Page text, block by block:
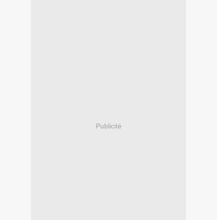
Publicité